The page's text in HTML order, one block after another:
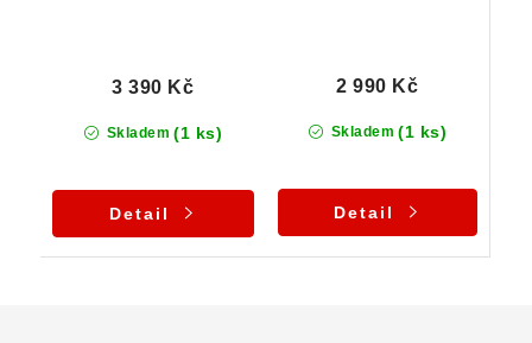
Skladem (1 ks)
3 390 Kč
Detail
Skladem (1 ks)
2 990 Kč
Detail